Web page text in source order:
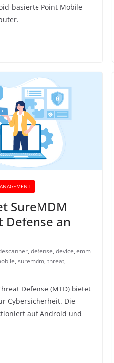
basierte Point Mobile
SureMDM
Defense an
, defense, device, emm
, suremdm, threat,
Defense (MTD) bietet
Cybersicherheit. Die
auf Android und